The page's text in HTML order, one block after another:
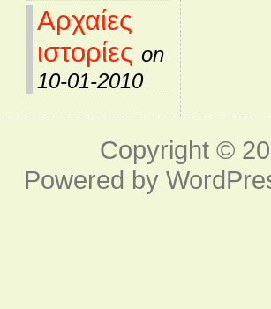
Αρχαίες
ιστορίες on
10-01-2010
Copyright ©
Powered by